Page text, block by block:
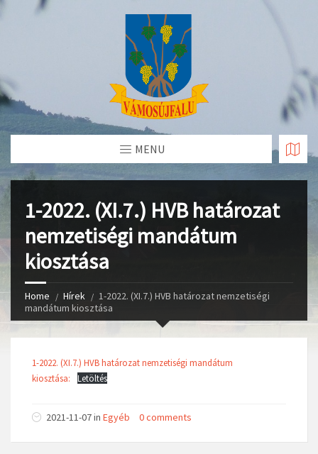
Skip
MENU
1-2022. (XI.7.) HVB határozat
nemzetiségi mandátum
kiosztása
Home Hírek
1-2022. (XI.7.) HVB határozat nemzetiségi
mandátum kiosztása
1-2022. (XI.7.) HVB határozat nemzetiségi mandátum
kiosztása:
Letöltés
2021-11-07 in Egyéb 0 comments